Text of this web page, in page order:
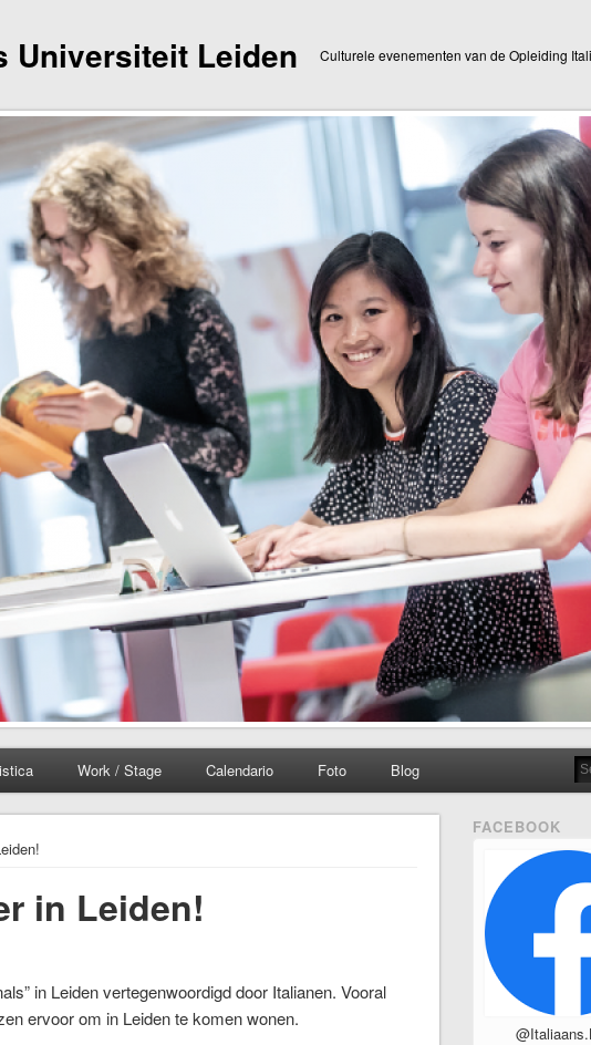
Universiteit Leiden Culturele evenementen van de Opleiding
Work / Stage Calendario Foto Blog
in Leiden!
in Leiden vertegenwoordigd door Italianen. Vooral
ervoor om in Leiden te komen wonen.
FACEBOOK